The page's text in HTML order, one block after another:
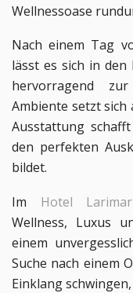
Wellnessoase
Nach einem Tag
lässt es sich in
hervorragend
Ambiente setzt
Ausstattung
den perfekten
bildet.
Im Hotel
Wellness, Luxus
einem
Suche nach einem
Einklang